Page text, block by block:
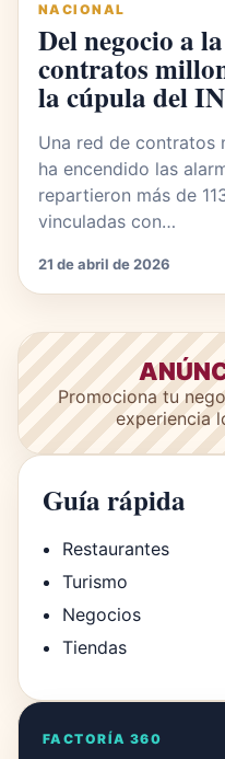
NACIONAL
Del negocio a
contratos
la cúpula del
Una red de contratos
ha encendido las
repartieron más de
vinculadas con…
21 de abril de 2026
Promociona tu
experiencia
Guía rápida
Restaurantes
Turismo
Negocios
Tiendas
FACTORÍA 360